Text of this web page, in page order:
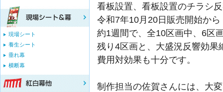
看板設置、看板設置のチラシ
令和7年10月20日販売開始から
約1週間で、全10区画中、6区
残り4区画と、大盛況反響効果
費用対効果も十分です。
制作担当の佐賀さんには、大
現場シート
養生シート
垂れ幕
横断幕